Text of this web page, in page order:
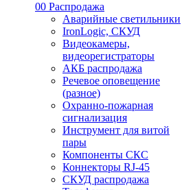
00 Распродажа
Аварийные светильники
IronLogic, СКУД
Видеокамеры,
видеорегистраторы
АКБ распродажа
Речевое оповещение
(разное)
Охранно-пожарная
сигнализация
Инструмент для витой
пары
Компоненты СКС
Коннекторы RJ-45
СКУД распродажа